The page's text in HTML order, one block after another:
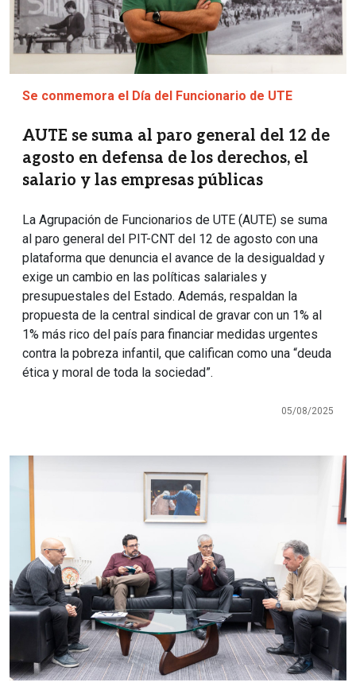
Se conmemora el Día del Funcionario de UTE
AUTE se suma al paro general del 12 de
agosto en defensa de los derechos, el
salario y las empresas públicas
La Agrupación de Funcionarios de UTE (AUTE) se suma
al paro general del PIT-CNT del 12 de agosto con una
plataforma que denuncia el avance de la desigualdad y
exige un cambio en las políticas salariales y
presupuestales del Estado. Además, respaldan la
propuesta de la central sindical de gravar con un 1% al
1% más rico del país para financiar medidas urgentes
contra la pobreza infantil, que califican como una “deuda
ética y moral de toda la sociedad”.
05/08/2025
Imagen